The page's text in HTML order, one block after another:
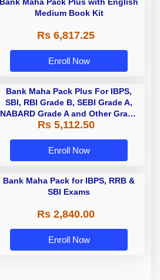
Bank Maha Pack Plus with English
Medium Book Kit
Rs 6,817.25
Enroll Now
Bank Maha Pack Plus For IBPS,
SBI, RBI Grade B, SEBI Grade A,
NABARD Grade A and Other Grade
A & Grade B Bank Exams
Rs 5,112.50
Enroll Now
Bank Maha Pack for IBPS, RRB &
SBI Exams
Rs 2,840.00
Enroll Now